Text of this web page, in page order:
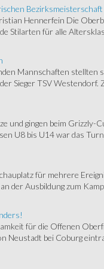
Bezirksmeisterschaft
Hennerfein Die
Stilarten für alle
Mannschaften stellten
Sieger TSV
und gingen beim Grizzly-
U8 bis U14 war das
für mehrere
der Ausbildung zum
für die Offenen
Neustadt bei Coburg